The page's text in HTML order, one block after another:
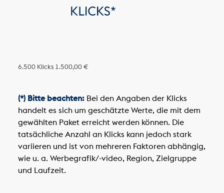
6.500 Klicks1.500,00 €
(*) Bitte beachten: Bei den Angaben der Klicks
handelt es sich um geschätzte Werte, die mit dem
gewählten Paket erreicht werden können. Die
tatsächliche Anzahl an Klicks kann jedoch stark
variieren und ist von mehreren Faktoren abhängig,
wie u. a. Werbegrafik/-video, Region, Zielgruppe
und Laufzeit.